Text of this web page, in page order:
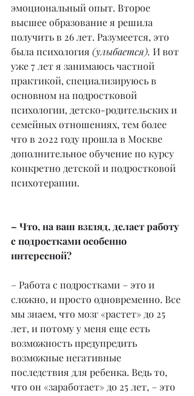
эмоциональный опыт. Второе
высшее образование я решила
получить в 26 лет. Разумеется, это
была психология (улыбается). И вот
уже 7 лет я занимаюсь частной
практикой, специализируюсь в
основном на подростковой
психологии, детско-родительских и
семейных отношениях, тем более
что в 2022 году прошла в Москве
дополнительное обучение по курсу
конкретно детской и подростковой
психотерапии.
– Что, на ваш взгляд, делает работу
с подростками особенно
интересной?
– Работа с подростками – это и
сложно, и просто одновременно. Все
мы знаем, что мозг «растет» до 25
лет, и потому у меня еще есть
возможность предупредить
возможные негативные
последствия для ребенка. Ведь то,
что он «заработает» до 25 лет, – это